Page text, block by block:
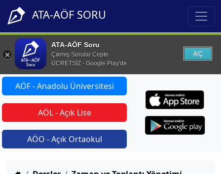
ATA-AÖF SORU
ATA-AÖF Soru
Çıkmış Sorular Cepte
ÜCRETSİZ - Google Play'de
AÇ
AÖF - Anadolu Üniversitesi
AÖL - Açık Lise
AÖO - Açık Ortaokul